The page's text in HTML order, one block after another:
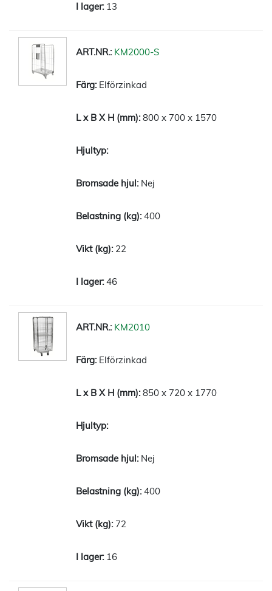
13
KM2000-S
Elförzinkad
800 x 700 x 1570
Nej
400
22
46
KM2010
Elförzinkad
850 x 720 x 1770
Nej
400
72
16